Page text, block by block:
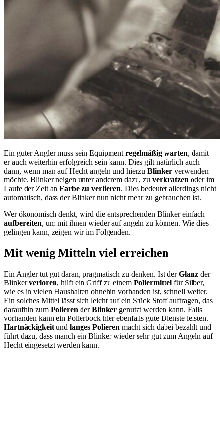
Ein guter Angler muss sein Equipment regelmäßig warten, damit
er auch weiterhin erfolgreich sein kann. Dies gilt natürlich auch
dann, wenn man auf Hecht angeln und hierzu Blinker verwenden
möchte. Blinker neigen unter anderem dazu, zu verkratzen oder im
Laufe der Zeit an Farbe zu verlieren. Dies bedeutet allerdings nicht
automatisch, dass der Blinker nun nicht mehr zu gebrauchen ist.
Wer ökonomisch denkt, wird die entsprechenden Blinker einfach
aufbereiten, um mit ihnen wieder auf angeln zu können. Wie dies
gelingen kann, zeigen wir im Folgenden.
Mit wenig Mitteln viel erreichen
Ein Angler tut gut daran, pragmatisch zu denken. Ist derGlanz der
Blinkerverloren, hilft ein Griff zu einem Poliermittel für Silber,
wie es in vielen Haushalten ohnehin vorhanden ist, schnell weiter.
Ein solches Mittel lässt sich leicht auf ein Stück Stoff auftragen, das
daraufhin zum Polieren derBlinker genutzt werden kann. Falls
vorhanden kann ein Polierbock hier ebenfalls gute Dienste leisten.
Hartnäckigkeit und langes Polieren macht sich dabei bezahlt und
führt dazu, dass manch ein Blinker wieder sehr gut zum Angeln auf
Hecht eingesetzt werden kann.